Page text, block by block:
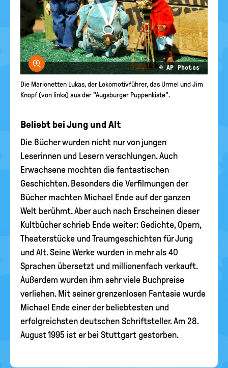
Bild vergrößern
© AP Photos
Die Marionetten Lukas, der Lokomotivführer, das Urmel und Jim
Knopf (von links) aus der "Augsburger Puppenkiste".
Beliebt bei Jung und Alt
Die Bücher wurden nicht nur von jungen
Leserinnen und Lesern verschlungen. Auch
Erwachsene mochten die fantastischen
Geschichten. Besonders die Verfilmungen der
Bücher machten Michael Ende auf der ganzen
Welt berühmt. Aber auch nach Erscheinen dieser
Kultbücher schrieb Ende weiter: Gedichte, Opern,
Theaterstücke und Traumgeschichten für Jung
und Alt. Seine Werke wurden in mehr als 40
Sprachen übersetzt und millionenfach verkauft.
Außerdem wurden ihm sehr viele Buchpreise
verliehen. Mit seiner grenzenlosen Fantasie wurde
Michael Ende einer der beliebtesten und
erfolgreichsten deutschen Schriftsteller. Am 28.
August 1995 ist er bei Stuttgart gestorben.